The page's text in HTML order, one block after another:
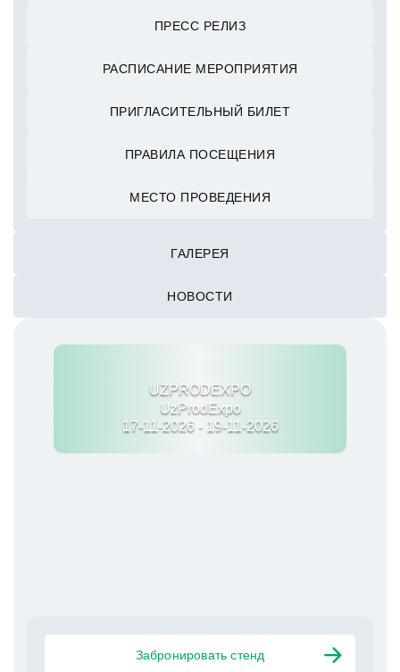
ПРЕСС РЕЛИЗ
РАСПИСАНИЕ МЕРОПРИЯТИЯ
ПРИГЛАСИТЕЛЬНЫЙ БИЛЕТ
ПРАВИЛА ПОСЕЩЕНИЯ
МЕСТО ПРОВЕДЕНИЯ
ГАЛЕРЕЯ
НОВОСТИ
UZPRODEXPO
UzProdExpo
17-11-2026 - 19-11-2026
Забронировать стенд